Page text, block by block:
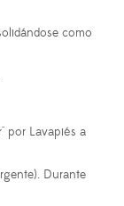
como
por Lavapiés a
Durante